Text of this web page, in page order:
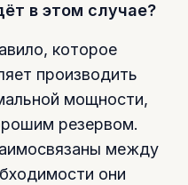
в этом случае?
которое
производить
мощности,
резервом.
между
они